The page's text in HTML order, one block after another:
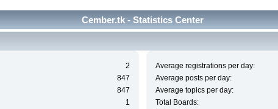
Cember.tk - Statistics Center
2
847
847
1
Average registrations per day:
Average posts per day:
Average topics per day:
Total Boards: